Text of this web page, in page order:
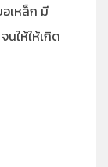
เหล็ก มี
นให้ให้เกิด